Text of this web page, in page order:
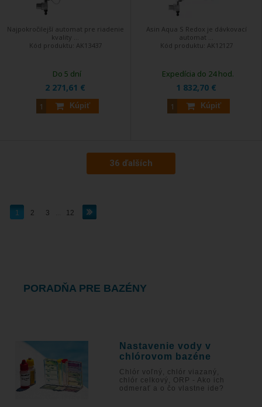
Najpokročilejší automat pre riadenie
kvality ...
Kód produktu: AK13437
2 271,61 €
Kúpiť
Do 5 dní
Asin Aqua S Redox je dávkovací
automat ...
Kód produktu: AK12127
1 832,70 €
Kúpiť
Expedícia do 24 hod.
36 ďalších
1 2 3 12
PORADŇA PRE BAZÉNY
Nastavenie vody v
chlórovom bazéne
Chlór voľný, chlór viazaný,
chlór celkový, ORP - Ako ich
odmerať a o čo vlastne ide?